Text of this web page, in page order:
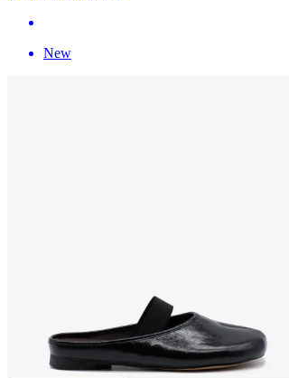
New